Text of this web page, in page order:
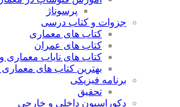
پرسوناژ
جزوات و کتاب درسی
کتاب های معماری
کتاب های عمران
کتاب های نایاب معماری
بهترین کتاب های
برنامه فیزیکی
تحقیق
دکوراسیون داخلی و خارجی